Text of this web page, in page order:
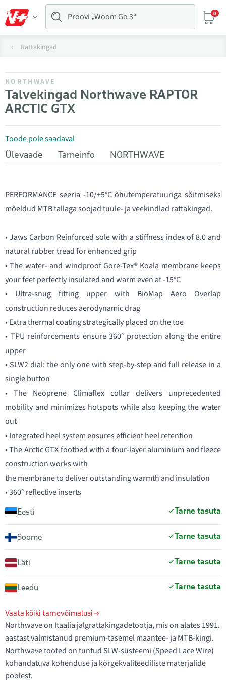
0
Rattakingad
NORTHWAVE
Talvekingad Northwave RAPTOR
ARCTIC GTX
Toode pole saadaval
Ülevaade
Tarneinfo NORTHWAVE
PERFORMANCE seeria -10/+5°C õhutemperatuuriga sõitmiseks
mõeldud MTB tallaga soojad tuule- ja veekindlad rattakingad.
• Jaws Carbon Reinforced sole with a stiffness index of 8.0 and
natural rubber tread for enhanced grip
• The water- and windproof Gore-Tex® Koala membrane keeps
your feet perfectly insulated and warm even at -15°C
• Ultra-snug fitting upper with BioMap Aero Overlap
construction reduces aerodynamic drag
• Extra thermal coating strategically placed on the toe
• TPU reinforcements ensure 360° protection along the entire
upper
• SLW2 dial: the only one with step-by-step and full release in a
single button
• The Neoprene Climaflex collar delivers unprecedented
mobility and minimizes hotspots while also keeping the water
out
• Integrated heel system ensures efficient heel retention
• The Arctic GTX footbed with a four-layer aluminium and fleece
construction works with
the membrane to deliver outstanding warmth and insulation
• 360° reflective inserts
Eesti Tarne tasuta
Soome Tarne tasuta
Läti Tarne tasuta
Leedu Tarne tasuta
Vaata kõiki tarnevõimalusi
Northwave on Itaalia jalgrattakingadetootja, mis on alates 1991.
aastast valmistanud premium-tasemel maantee- ja MTB-kingi.
Northwave tooted on tuntud SLW-süsteemi (Speed Lace Wire)
kohandatuva kohenduse ja kõrgekvaliteediliste materjalide
poolest.